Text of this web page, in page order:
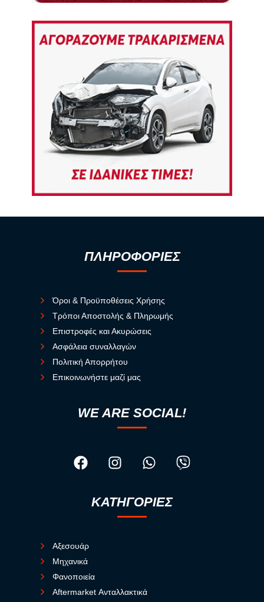
ΠΛΗΡΟΦΟΡΙΕΣ
Όροι & Προϋποθέσεις Χρήσης
Τρόποι Αποστολής & Πληρωμής
Επιστροφές και Ακυρώσεις
Ασφάλεια συναλλαγών
Πολιτική Απορρήτου
Επικοινωνήστε μαζί μας
WE ARE SOCIAL!
ΚΑΤΗΓΟΡΙΕΣ
Αξεσουάρ
Μηχανικά
Φανοποιεία
Aftermarket Ανταλλακτικά